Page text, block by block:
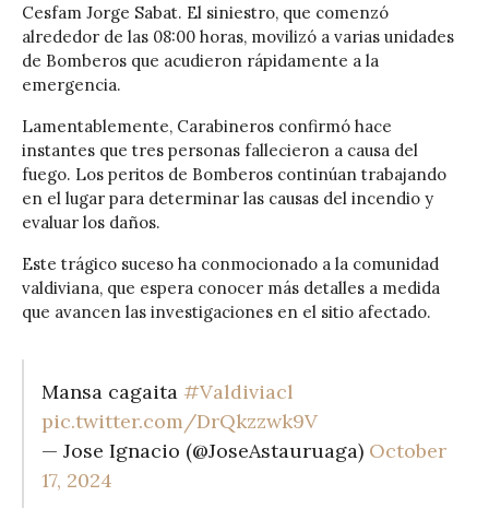
Cesfam Jorge Sabat. El siniestro, que comenzó
alrededor de las 08:00 horas, movilizó a varias unidades
de Bomberos que acudieron rápidamente a la
emergencia.
Lamentablemente, Carabineros confirmó hace
instantes que tres personas fallecieron a causa del
fuego. Los peritos de Bomberos continúan trabajando
en el lugar para determinar las causas del incendio y
evaluar los daños.
Este trágico suceso ha conmocionado a la comunidad
valdiviana, que espera conocer más detalles a medida
que avancen las investigaciones en el sitio afectado.
Mansa cagaita #Valdiviacl
pic.twitter.com/DrQkzzwk9V
— Jose Ignacio (@JoseAstauruaga) October
17, 2024